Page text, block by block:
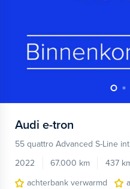
Audi e-tron
55 quattro Advanced S-Line
2022
67.000 km 437
achterbank verwarmd